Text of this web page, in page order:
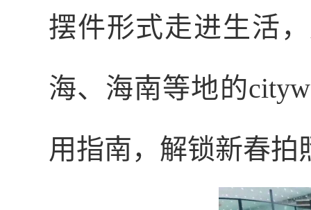
摆件形式走进生活
海、海南等地的
用指南，解锁新春拍